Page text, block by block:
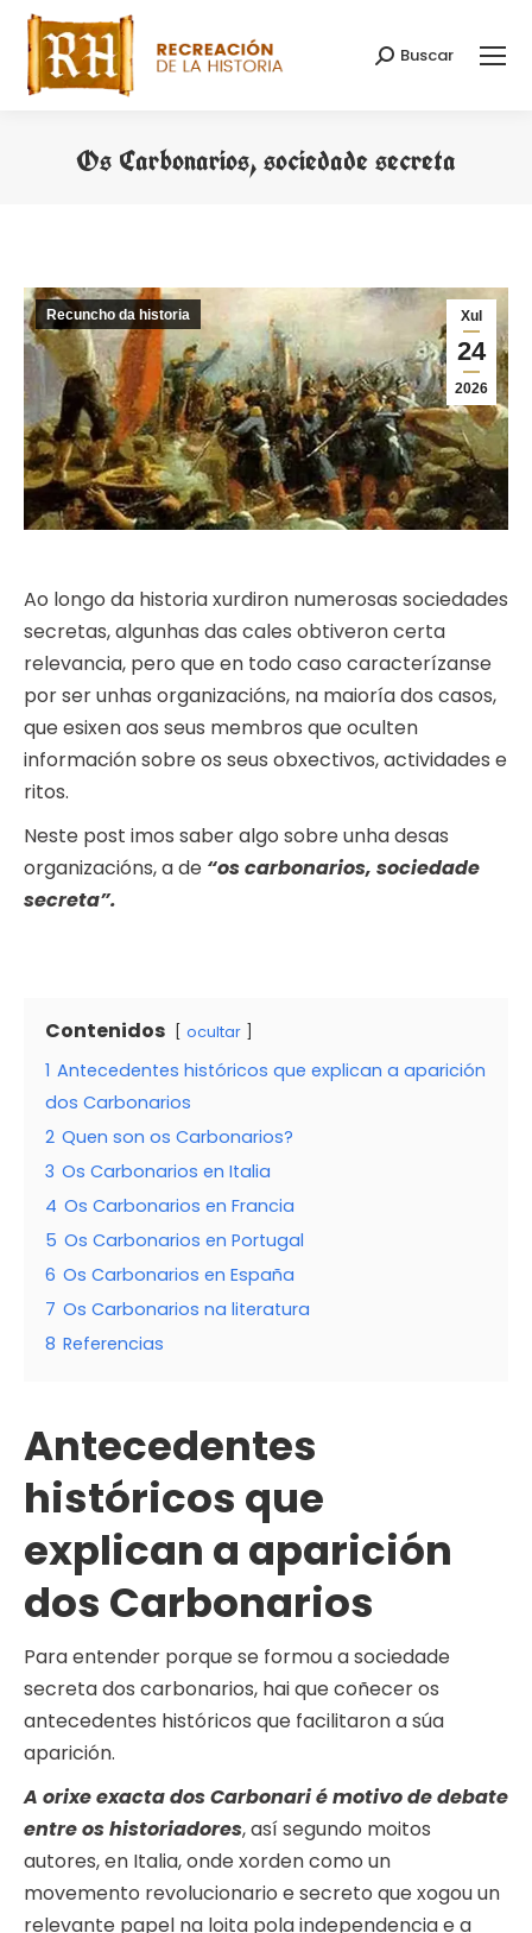
Search:
Buscar
Os Carbonarios, sociedade secreta
Xul
24
2026
Recuncho da historia
Ao longo da historia xurdiron numerosas sociedades
secretas, algunhas das cales obtiveron certa
relevancia, pero que en todo caso caracterízanse
por ser unhas organizacións, na maioría dos casos,
que esixen aos seus membros que oculten
información sobre os seus obxectivos, actividades e
ritos.
Neste post imos saber algo sobre unha desas
organizacións, a de “os carbonarios, sociedade
secreta”.
Contenidos ocultar
1 Antecedentes históricos que explican a aparición
dos Carbonarios
2 Quen son os Carbonarios?
3 Os Carbonarios en Italia
4 Os Carbonarios en Francia
5 Os Carbonarios en Portugal
6 Os Carbonarios en España
7 Os Carbonarios na literatura
8 Referencias
Antecedentes
históricos que
explican a aparición
dos Carbonarios
Para entender porque se formou a sociedade
secreta dos carbonarios, hai que coñecer os
antecedentes históricos que facilitaron a súa
aparición.
A orixe exacta dos Carbonari é motivo de debate
entre os historiadores, así segundo moitos
autores, en Italia, onde xorden como un
movemento revolucionario e secreto que xogou un
relevante papel na loita pola independencia e a